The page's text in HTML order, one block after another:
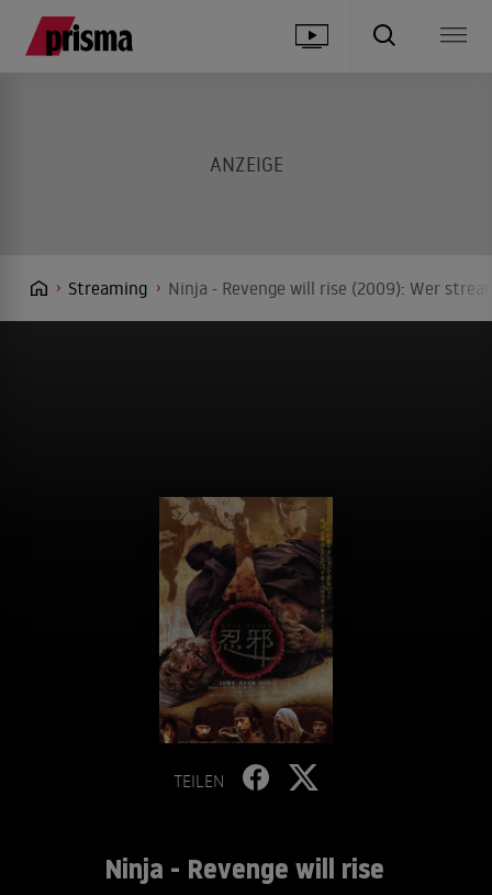
Streaming Ninja - Revenge will rise (2009): Wer
TEILEN
Ninja - Revenge will rise